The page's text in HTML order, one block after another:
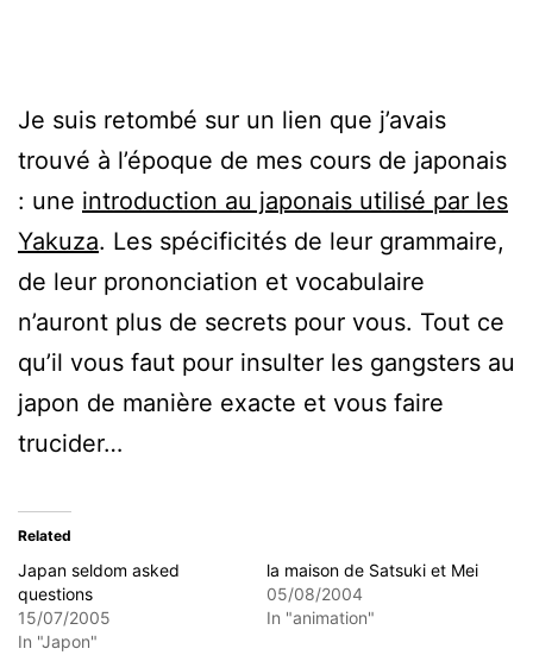
Je suis retombé sur un lien que j’avais
trouvé à l’époque de mes cours de japonais
: une introduction au japonais utilisé par les
Yakuza. Les spécificités de leur grammaire,
de leur prononciation et vocabulaire
n’auront plus de secrets pour vous. Tout ce
qu’il vous faut pour insulter les gangsters au
japon de manière exacte et vous faire
trucider…
Related
Japan seldom asked
questions
15/07/2005
In "Japon"
la maison de Satsuki et Mei
05/08/2004
In "animation"